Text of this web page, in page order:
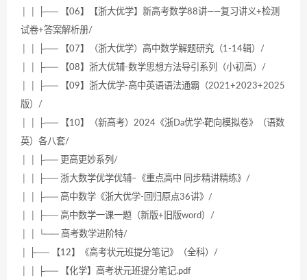
│ │ ├── 【06】【浙大优学】新高考数学88讲——复习讲义+检测
试卷+答案解析册/
│ │ ├── 【07】（浙大优学）高中数学解题研究（1-14辑）/
│ │ ├── 【08】浙大优辅-数学思想方法导引系列（小初高）/
│ │ ├── 【09】浙大优学-高中英语语法通霸（2021+2023+2025
版）/
│ │ ├── 【10】（新高考）2024《浙Da优学·靶向模拟卷》（语数
英）各八套/
│ │ ├── 更高更妙系列/
│ │ ├── 浙大数学优学优辅–《重点高中 同步精讲精练》/
│ │ ├── 高中数学《浙大优学-回归原点36讲》/
│ │ ├── 高中数学一课一题（新版+旧版word）/
│ │ └── 高考数学进阶特/
│ ├── 【12】《高考状元班提分笔记》（全科）/
│ │ ├── 【化学】高考状元班提分笔记.pdf